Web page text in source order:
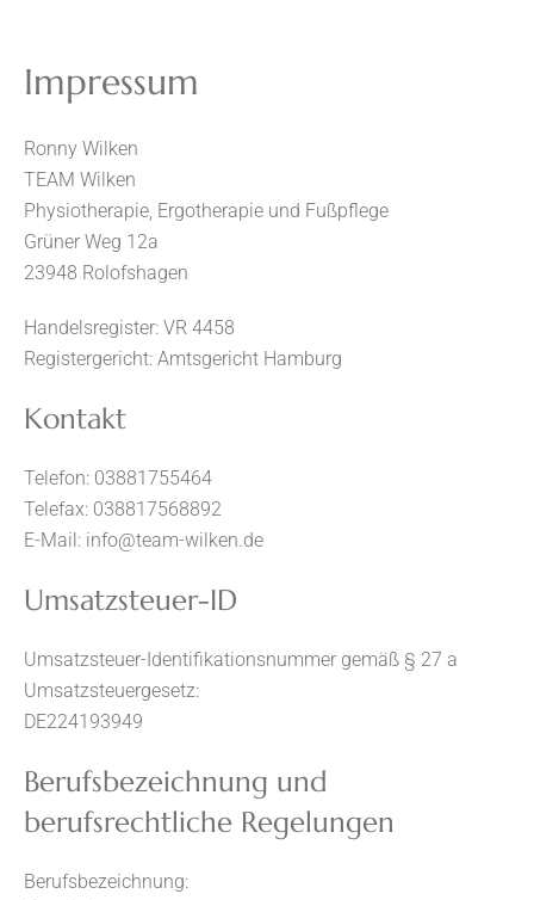
Impressum
Ronny Wilken
TEAM Wilken
Physiotherapie, Ergotherapie und Fußpflege
Grüner Weg 12a
23948 Rolofshagen
Handelsregister: VR 4458
Registergericht: Amtsgericht Hamburg
Kontakt
Telefon: 03881755464
Telefax: 038817568892
E-Mail: info@team-wilken.de
Umsatzsteuer-ID
Umsatzsteuer-Identifikationsnummer gemäß § 27 a
Umsatzsteuergesetz:
DE224193949
Berufsbezeichnung und
berufsrechtliche Regelungen
Berufsbezeichnung: